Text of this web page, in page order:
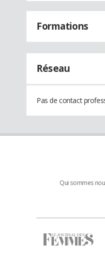
Formations
Réseau
Pas de contact
Qui sommes